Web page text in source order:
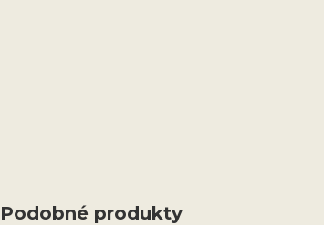
Podobné produkty